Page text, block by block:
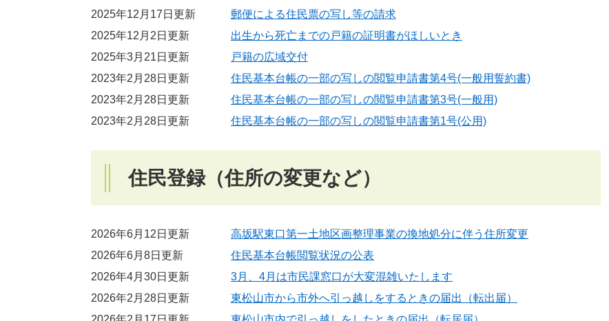
2025年12月17日更新
郵便による住民票の写し等の請求
2025年12月2日更新
出生から死亡までの戸籍の証明書がほしいとき
2025年3月21日更新
戸籍の広域交付
2023年2月28日更新
住民基本台帳の一部の写しの閲覧申請書第4号(一般用誓約書)
2023年2月28日更新
住民基本台帳の一部の写しの閲覧申請書第3号(一般用)
2023年2月28日更新
住民基本台帳の一部の写しの閲覧申請書第1号(公用)
住民登録（住所の変更など）
2026年6月12日更新
高坂駅東口第一土地区画整理事業の換地処分に伴う住所変更
2026年6月8日更新
住民基本台帳閲覧状況の公表
2026年4月30日更新
3月、4月は市民課窓口が大変混雑いたします
2026年2月28日更新
東松山市から市外へ引っ越しをするときの届出（転出届）